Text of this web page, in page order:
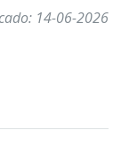
14-06-2026